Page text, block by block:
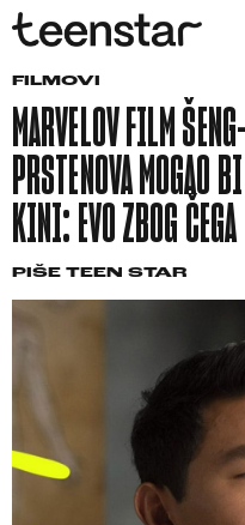
FILMOVI
MARVELOV FILM
PRSTENOVA MOGAO
KINI: EVO ZBOG ČEGA
PIŠE TEEN STAR